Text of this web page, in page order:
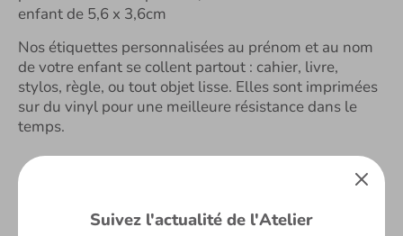
enfant de 5,6 x 3,6cm
Nos étiquettes personnalisées au prénom et au nom
de votre enfant se collent partout : cahier, livre,
stylos, règle, ou tout objet lisse. Elles sont imprimées
sur du vinyl pour une meilleure résistance dans le
temps.
Suivez l'actualité de l'Atelier